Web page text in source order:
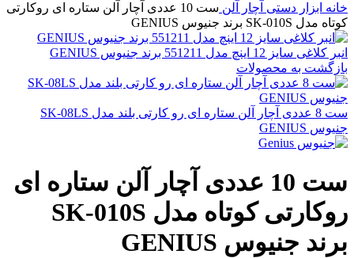
خانه ابزار دستی آچار آلن
ست 10 عددی آچار آلن ستاره ای روکارتی
کوتاه مدل SK-010S برند جنیوس GENIUS
انبر کلاغی سایز 12 اینچ مدل 551211 برند جنیوس GENIUS
بازگشت به محصولات
ست 8 عددی آچار آلن ستاره ای رو کارتی بلند مدل SK-08LS
جنیوس GENIUS
ست 10 عددی آچار آلن ستاره ای
روکارتی کوتاه مدل SK-010S
برند جنیوس GENIUS